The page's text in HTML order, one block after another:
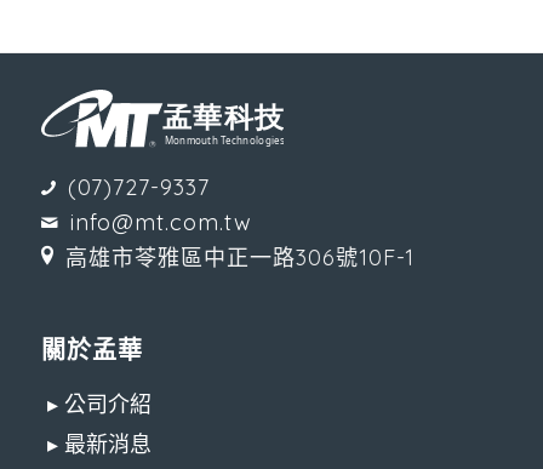
(07)727-9337
info@mt.com.tw
高雄市苓雅區中正一路306號10F-1
關於孟華
▸ 公司介紹
▸ 最新消息